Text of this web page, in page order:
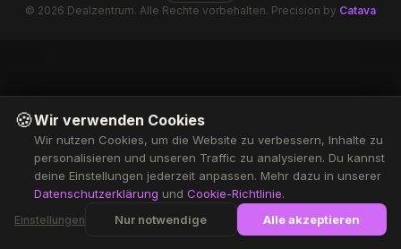
© 2026 Dealzentrum. Alle Rechte vorbehalten. Precision by Catava
🍪Wir verwenden Cookies
Wir nutzen Cookies, um die Website zu verbessern, Inhalte zu
personalisieren und unseren Traffic zu analysieren. Du kannst
deine Einstellungen jederzeit anpassen. Mehr dazu in unserer
Datenschutzerklärung und Cookie-Richtlinie.
Einstellungen Nur notwendige Alle akzeptieren